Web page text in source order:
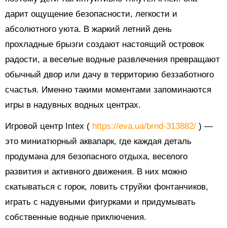
дарит ощущение безопасности, легкости и
абсолютного уюта. В жаркий летний день
прохладные брызги создают настоящий островок
радости, а веселые водные развлечения превращают
обычный двор или дачу в территорию беззаботного
счастья. Именно такими моментами запоминаются
игры в надувных водных центрах.
Игровой центр Intex ( https://eva.ua/brnd-313882/ ) —
это миниатюрный аквапарк, где каждая деталь
продумана для безопасного отдыха, веселого
развития и активного движения. В них можно
скатываться с горок, ловить струйки фонтанчиков,
играть с надувными фигурками и придумывать
собственные водные приключения.